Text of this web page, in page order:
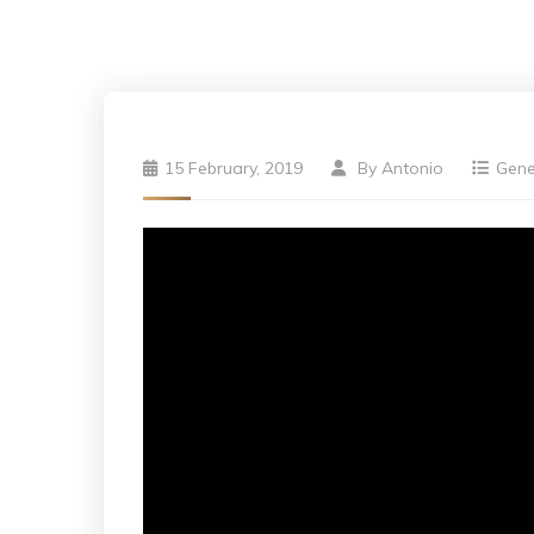
15 February, 2019 By Antonio